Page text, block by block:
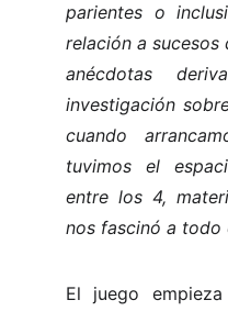
parientes o
relación a sucesos
anécdotas
investigación
cuando
tuvimos el
entre los 4,
nos fascinó a todo
El juego